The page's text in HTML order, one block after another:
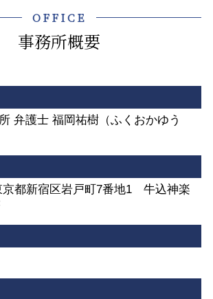
OFFICE
事務所概要
弁護士 福岡祐樹（ふくおかゆう
京都新宿区岩戸町7番地1 牛込神楽